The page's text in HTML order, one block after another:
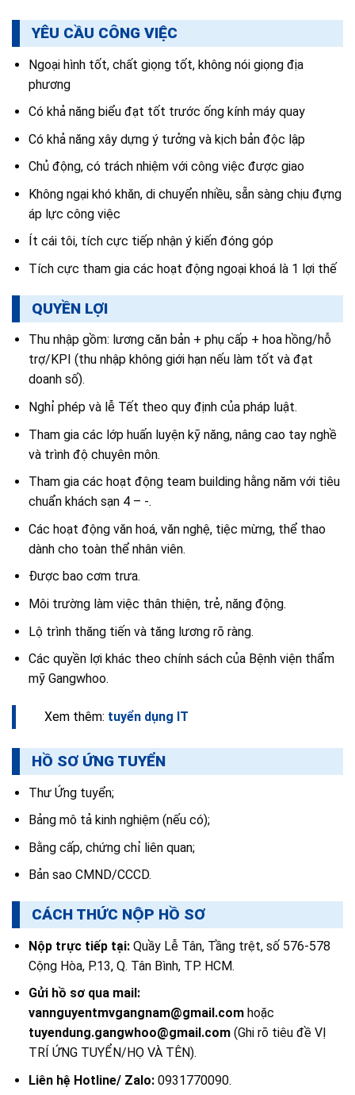
YÊU CẦU CÔNG VIỆC
Ngoại hình tốt, chất giọng tốt, không nói giọng địa
phương
Có khả năng biểu đạt tốt trước ống kính máy quay
Có khả năng xây dựng ý tưởng và kịch bản độc lập
Chủ động, có trách nhiệm với công việc được giao
Không ngại khó khăn, di chuyển nhiều, sẵn sàng chịu đựng
áp lực công việc
Ít cái tôi, tích cực tiếp nhận ý kiến đóng góp
Tích cực tham gia các hoạt động ngoại khoá là 1 lợi thế
QUYỀN LỢI
Thu nhập gồm: lương căn bản + phụ cấp + hoa hồng/hỗ
trợ/KPI (thu nhập không giới hạn nếu làm tốt và đạt
doanh số).
Nghỉ phép và lễ Tết theo quy định của pháp luật.
Tham gia các lớp huấn luyện kỹ năng, nâng cao tay nghề
và trình độ chuyên môn.
Tham gia các hoạt động team building hằng năm với tiêu
chuẩn khách sạn 4 – -.
Các hoạt động văn hoá, văn nghệ, tiệc mừng, thể thao
dành cho toàn thể nhân viên.
Được bao cơm trưa.
Môi trường làm việc thân thiện, trẻ, năng động.
Lộ trình thăng tiến và tăng lương rõ ràng.
Các quyền lợi khác theo chính sách của Bệnh viện thẩm
mỹ Gangwhoo.
Xem thêm: tuyển dụng IT
HỒ SƠ ỨNG TUYỂN
Thư Ứng tuyển;
Bảng mô tả kinh nghiệm (nếu có);
Bằng cấp, chứng chỉ liên quan;
Bản sao CMND/CCCD.
CÁCH THỨC NỘP HỒ SƠ
Nộp trực tiếp tại:Quầy Lễ Tân, Tầng trệt, số 576-578
Cộng Hòa, P.13, Q. Tân Bình, TP. HCM.
Gửi hồ sơ qua mail:
vannguyentmvgangnam@gmail.comhoặc
tuyendung.gangwhoo@gmail.com(Ghi rõ tiêu đề VỊ
TRÍ ỨNG TUYỂN/HỌ VÀ TÊN).
Liên hệ Hotline/ Zalo:0931770090.